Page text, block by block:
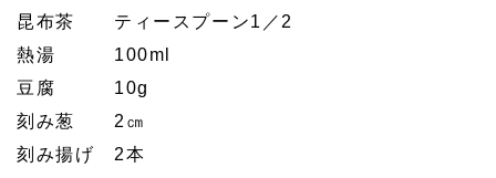
昆布茶 ティースプーン1／2
熱湯 100ml
豆腐 10g
刻み葱 2㎝
刻み揚げ 2本